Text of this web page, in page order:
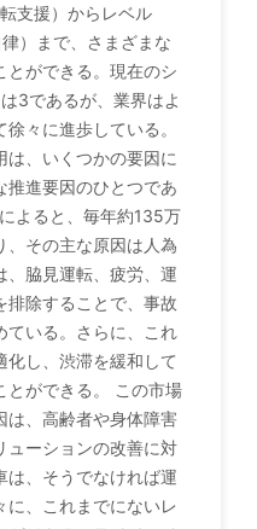
支援）からレベル
）まで、さまざまな
とができる。現在のシ
3であるが、業界はよ
々に進歩している。
は、いくつかの要因に
推進要因のひとつであ
よると、毎年約135万
、その主な原因は人為
、脇見運転、疲労、運
排除することで、事故
ている。さらに、これ
化し、渋滞を緩和して
とができる。 この市場
は、高齢者や身体障害
ューションの改善に対
は、そうでなければ運
、これまでにないレ